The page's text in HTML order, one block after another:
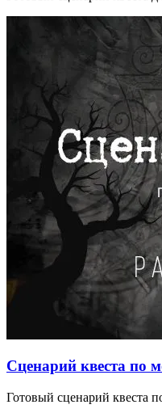
Сценарий квеста по
Готовый сценарий квеста